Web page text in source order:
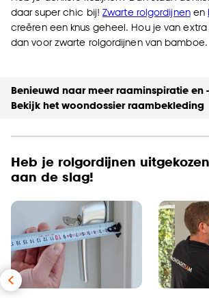
daar super chic bij!Zwarte rolgordijnenen
creëren een knus geheel. Hou je van
dan voor zwarte rolgordijnen van bamboe.
Benieuwd naar meer raaminspiratie en
Bekijk het woondossier raambekleding
Heb je rolgordijnen
aan de slag!